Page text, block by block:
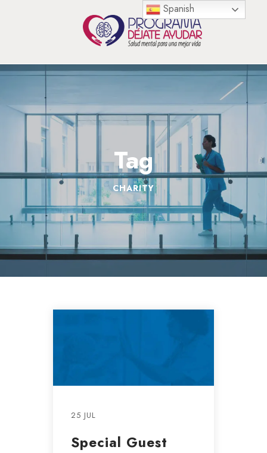
Tag
CHARITY
25 JUL
Special Guest
Spanish